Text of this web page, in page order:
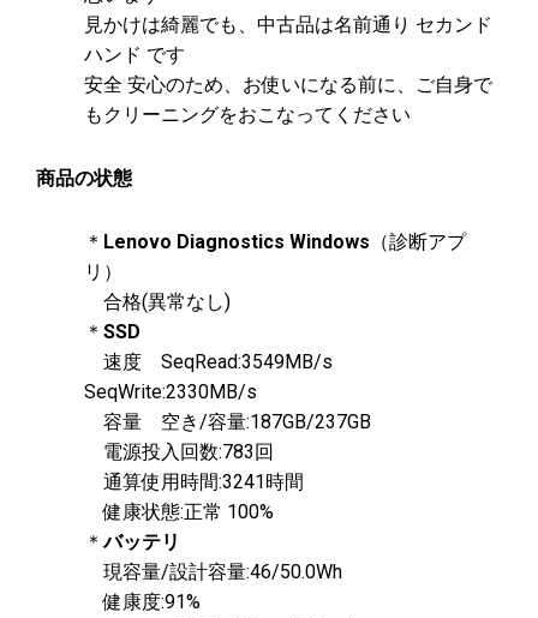
見かけは綺麗でも、中古品は名前通り セカンド
ハンド です
安全 安心のため、お使いになる前に、ご自身で
もクリーニングをおこなってください
商品の状態
＊ Lenovo Diagnostics Windows （診断アプ
リ）
合格(異常なし)
＊ SSD
速度 SeqRead:3549MB/s
SeqWrite:2330MB/s
容量 空き/容量:187GB/237GB
電源投入回数:783回
通算使用時間:3241時間
健康状態:正常 100%
＊バッテリ
現容量/設計容量:46/50.0Wh
健康度:91%